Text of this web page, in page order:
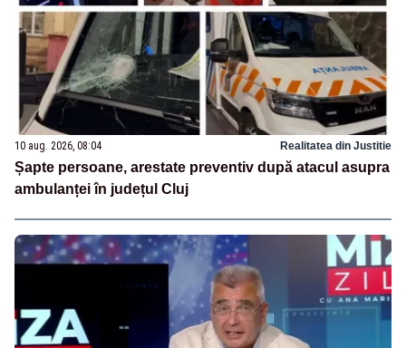
10 aug. 2026, 08:04 Realitatea din Justitie
Șapte persoane, arestate preventiv după atacul asupra
ambulanței în județul Cluj